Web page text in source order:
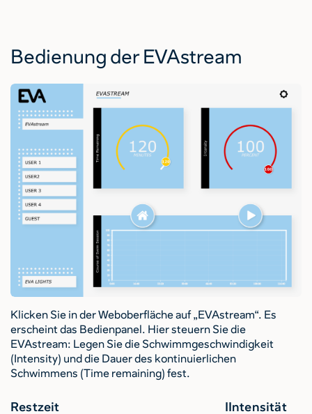
Bedienung der EVAstream
Klicken Sie in der Weboberfläche auf „EVAstream“. Es
erscheint das Bedienpanel. Hier steuern Sie die
EVAstream: Legen Sie die Schwimmgeschwindigkeit
(Intensity) und die Dauer des kontinuierlichen
Schwimmens (Time remaining) fest.
Restzeit IIntensität